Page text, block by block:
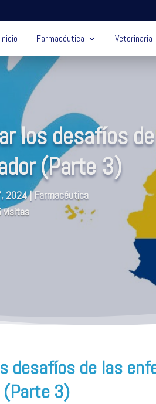
Inicio Farmacéutica Veterinaria
los desafíos
(Parte 3)
2024|Farmacéutica
visitas
desafíos de las
(Parte 3)